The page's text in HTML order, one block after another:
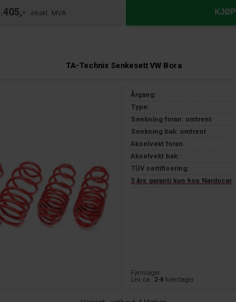
KJØP
TA-Technix Senkesett VW Bora
Årgang:
Type:
Senkning foran: omtrent
Senkning bak: omtrent
Akselvekt foran:
Akselvekt bak:
TÜV sertifisering:
3 års garanti kun hos Nardocar
Fjernlager
Lev. ca.: 2-8 hverdager